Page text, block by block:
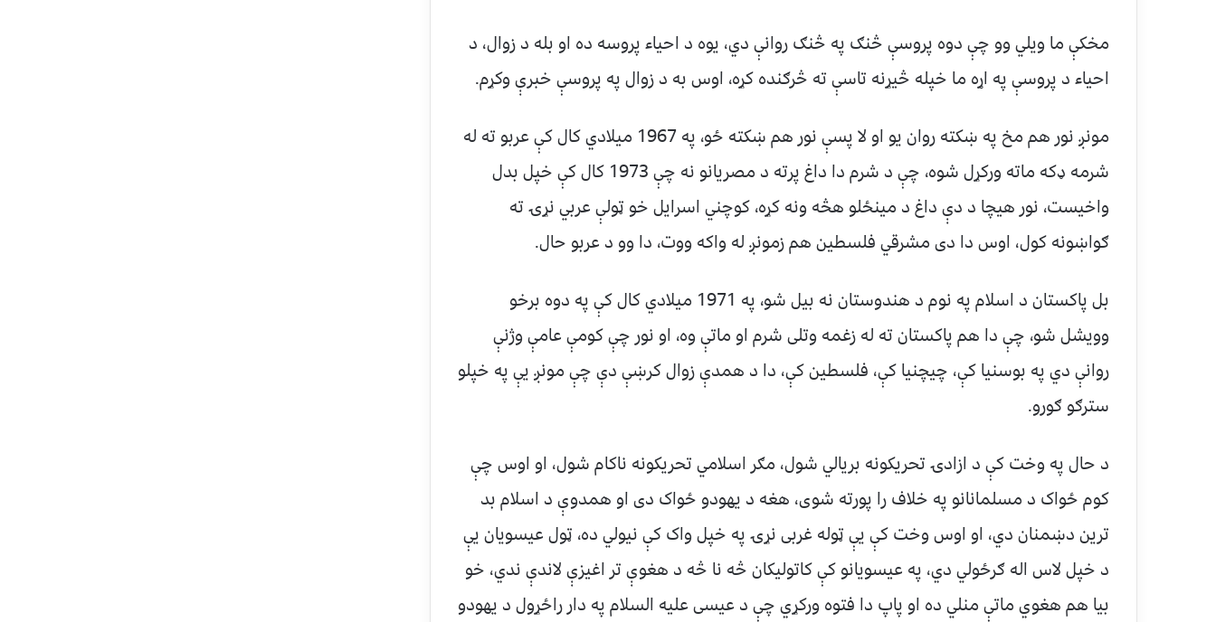
مخکې ما ویلي وو چې دوه پروسې څنګ په څنګ روانې دي، یوه د احیاء پروسه ده او بله د زوال، د
احیاء د پروسې په اړه ما خپله څیړنه تاسې ته څرګنده کړه، اوس به د زوال په پروسې خبرې وکړم.
مونږ نور هم مخ په ښکته روان یو او لا پسې نور هم ښکته ځو، په 1967 میلادي کال کې عربو ته له
شرمه ډکه ماته ورکړل شوه، چې د شرم دا داغ پرته د مصریانو نه چې 1973 کال کې خپل بدل
واخیست، نور هیچا د دې داغ د مینځلو هڅه ونه کړه، کوچني اسرایل خو ټولې عربي نړۍ ته
ګواښونه کول، اوس دا دی مشرقي فلسطین هم زمونږ له واکه ووت، دا وو د عربو حال.
بل پاکستان د اسلام په نوم د هندوستان نه بیل شو، په 1971 میلادي کال کې په دوه برخو
وویشل شو، چې دا هم پاکستان ته له زغمه وتلی شرم او ماتې وه، او نور چې کومې عامې وژنې
روانې دي په بوسنیا کې، چیچنیا کې، فلسطین کې، دا د همدې زوال کرښې دې چې مونږ یې په خپلو
سترګو ګورو.
د حال په وخت کې د ازادۍ تحریکونه بریالي شول، مګر اسلامي تحریکونه ناکام شول، او اوس چې
کوم ځواک د مسلمانانو په خلاف را پورته شوی، هغه د یهودو ځواک دی او همدوې د اسلام بد
ترین دښمنان دي، او اوس وخت کې یې ټوله غربی نړۍ په خپل واک کې نیولي ده، ټول عیسویان یې
د خپل لاس اله ګرځولي دي، په عیسویانو کې کاتولیکان څه نا څه د هغوې تر اغیزې لاندې ندي، خو
بیا هم هغوي ماتې منلي ده او پاپ دا فتوه ورکړي چې د عیسی علیه السلام په دار راځړول د یهودو